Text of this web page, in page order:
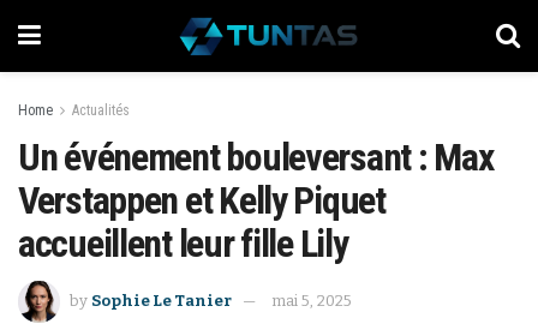
Home Actualités
Un événement bouleversant : Max
Verstappen et Kelly Piquet
accueillent leur fille Lily
by Sophie Le Tanier mai 5, 2025